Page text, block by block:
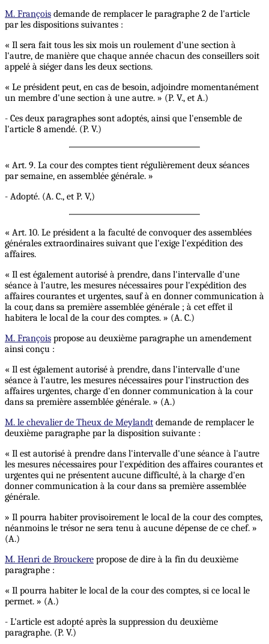
M. François demande de remplacer le paragraphe 2 de l'article
par les dispositions suivantes :
« Il sera fait tous les six mois un roulement d'une section à
l'autre, de manière que chaque année chacun des conseillers soit
appelé à siéger dans les deux sections.
« Le président peut, en cas de besoin, adjoindre momentanément
un membre d'une section à une autre. » (P. V., et A.)
- Ces deux paragraphes sont adoptés, ainsi que l'ensemble de
l'article 8 amendé. (P. V.)
« Art. 9. La cour des comptes tient régulièrement deux séances
par semaine, en assemblée générale. »
- Adopté. (A. C., et P. V,)
« Art. 10. Le président a la faculté de convoquer des assemblées
générales extraordinaires suivant que l'exige l'expédition des
affaires.
« Il est également autorisé à prendre, dans l'intervalle d'une
séance à l'autre, les mesures nécessaires pour l'expédition des
affaires courantes et urgentes, sauf à en donner communication à
la cour, dans sa première assemblée générale ; à cet effet il
habitera le local de la cour des comptes. » (A. C.)
M. François propose au deuxième paragraphe un amendement
ainsi conçu :
« Il est également autorisé à prendre, dans l'intervalle d'une
séance à l'autre, les mesures nécessaires pour l'instruction des
affaires urgentes, charge d'en donner communication à la cour
dans sa première assemblée générale. » (A.)
M. le chevalier de Theux de Meylandt demande de remplacer le
deuxième paragraphe par la disposition suivante :
« Il est autorisé à prendre dans l'intervalle d'une séance à l'autre
les mesures nécessaires pour l'expédition des affaires courantes et
urgentes qui ne présentent aucune difficulté, à la charge d'en
donner communication à la cour dans sa première assemblée
générale.
» Il pourra habiter provisoirement le local de la cour des comptes,
néanmoins le trésor ne sera tenu à aucune dépense de ce chef. »
(A.)
M. Henri de Brouckere propose de dire à la fin du deuxième
paragraphe :
« Il pourra habiter le local de la cour des comptes, si ce local le
permet. » (A.)
- L'article est adopté après la suppression du deuxième
paragraphe. (P. V.)